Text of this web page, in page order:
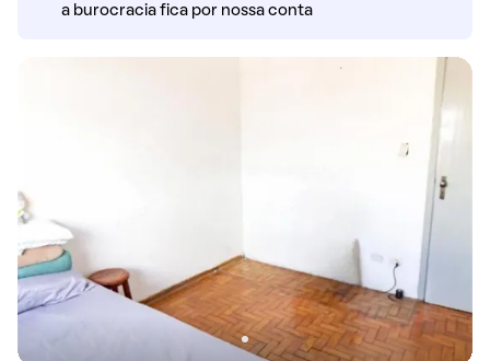
a burocracia fica por nossa conta